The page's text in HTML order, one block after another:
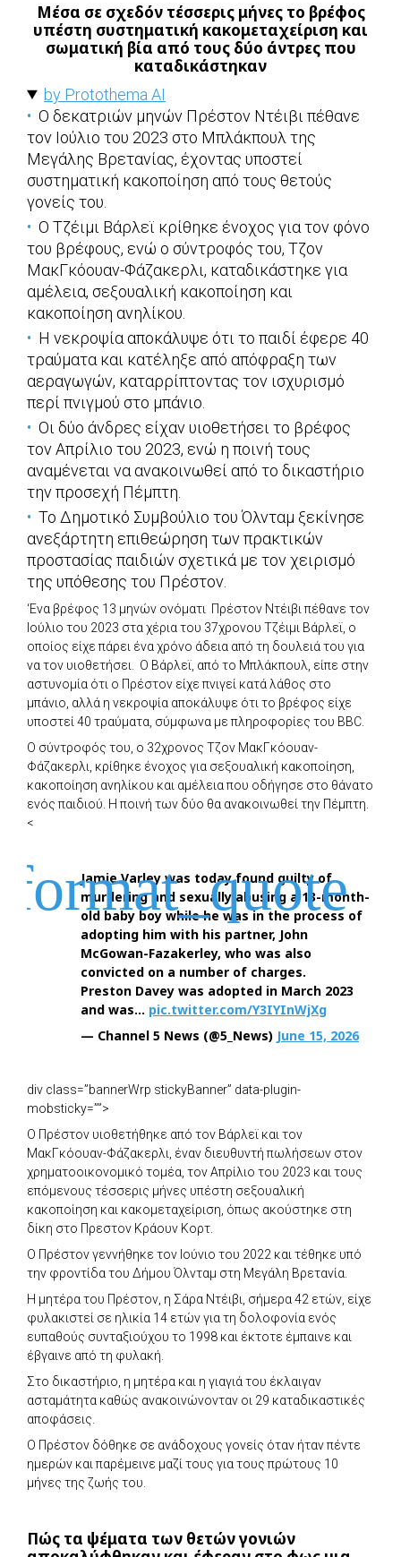
Μέσα σε σχεδόν τέσσερις μήνες το βρέφος
υπέστη συστηματική κακομεταχείριση και
σωματική βία από τους δύο άντρες που
καταδικάστηκαν
by Protothema AI
Ο δεκατριών μηνών Πρέστον Ντέιβι πέθανε
τον Ιούλιο του 2023 στο Μπλάκπουλ της
Μεγάλης Βρετανίας, έχοντας υποστεί
συστηματική κακοποίηση από τους θετούς
γονείς του.
Ο Τζέιμι Βάρλεϊ κρίθηκε ένοχος για τον φόνο
του βρέφους, ενώ ο σύντροφός του, Τζον
ΜακΓκόουαν-Φάζακερλι, καταδικάστηκε για
αμέλεια, σεξουαλική κακοποίηση και
κακοποίηση ανηλίκου.
Η νεκροψία αποκάλυψε ότι το παιδί έφερε 40
τραύματα και κατέληξε από απόφραξη των
αεραγωγών, καταρρίπτοντας τον ισχυρισμό
περί πνιγμού στο μπάνιο.
Οι δύο άνδρες είχαν υιοθετήσει το βρέφος
τον Απρίλιο του 2023, ενώ η ποινή τους
αναμένεται να ανακοινωθεί από το δικαστήριο
την προσεχή Πέμπτη.
Το Δημοτικό Συμβούλιο του Όλνταμ ξεκίνησε
ανεξάρτητη επιθεώρηση των πρακτικών
προστασίας παιδιών σχετικά με τον χειρισμό
της υπόθεσης του Πρέστον.
‘Ενα βρέφος 13 μηνών ονόματι Πρέστον Ντέιβι πέθανε τον
Ιούλιο του 2023 στα χέρια του 37χρονου Τζέιμι Βάρλεϊ, ο
οποίος είχε πάρει ένα χρόνο άδεια από τη δουλειά του για
να τον υιοθετήσει. Ο Βάρλεϊ, από το Μπλάκπουλ, είπε στην
αστυνομία ότι ο Πρέστον είχε πνιγεί κατά λάθος στο
μπάνιο, αλλά η νεκροψία αποκάλυψε ότι το βρέφος είχε
υποστεί 40 τραύματα, σύμφωνα με πληροφορίες του BBC.
Ο σύντροφός του, ο 32χρονος Τζον ΜακΓκόουαν-
Φάζακερλι, κρίθηκε ένοχος για σεξουαλική κακοποίηση,
κακοποίηση ανηλίκου και αμέλεια που οδήγησε στο θάνατο
ενός παιδιού. Η ποινή των δύο θα ανακοινωθεί την Πέμπτη.
<
Jamie Varley was today found guilty of
murdering and sexually abusing a 13-month-
old baby boy while he was in the process of
adopting him with his partner, John
McGowan-Fazakerley, who was also
convicted on a number of charges.
Preston Davey was adopted in March 2023
and was… pic.twitter.com/Y3IYInWjXg
— Channel 5 News (@5_News) June 15, 2026
div class=”bannerWrp stickyBanner” data-plugin-
mobsticky=””>
Ο Πρέστον υιοθετήθηκε από τον Βάρλεϊ και τον
ΜακΓκόουαν-Φάζακερλι, έναν διευθυντή πωλήσεων στον
χρηματοοικονομικό τομέα, τον Απρίλιο του 2023 και τους
επόμενους τέσσερις μήνες υπέστη σεξουαλική
κακοποίηση και κακομεταχείριση, όπως ακούστηκε στη
δίκη στο Πρεστον Κράουν Κορτ.
Ο Πρέστον γεννήθηκε τον Ιούνιο του 2022 και τέθηκε υπό
την φροντίδα του Δήμου Όλνταμ στη Μεγάλη Βρετανία.
Η μητέρα του Πρέστον, η Σάρα Ντέιβι, σήμερα 42 ετών, είχε
φυλακιστεί σε ηλικία 14 ετών για τη δολοφονία ενός
ευπαθούς συνταξιούχου το 1998 και έκτοτε έμπαινε και
έβγαινε από τη φυλακή.
Στο δικαστήριο, η μητέρα και η γιαγιά του έκλαιγαν
ασταμάτητα καθώς ανακοινώνονταν οι 29 καταδικαστικές
αποφάσεις.
Ο Πρέστον δόθηκε σε ανάδοχους γονείς όταν ήταν πέντε
ημερών και παρέμεινε μαζί τους για τους πρώτους 10
μήνες της ζωής του.
Πώς τα ψέματα των θετών γονιών